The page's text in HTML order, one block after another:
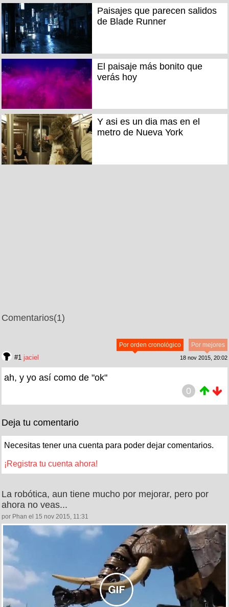
Paisajes que parecen salidos
de Blade Runner
El paisaje más bonito que
verás hoy
Y asi es un dia mas en el
metro de Nueva York
Comentarios(1)
Por mejores
Por orden cronológico
#1 jaciel 18 nov 2015, 20:02
ah, y yo así como de "ok"
0
Deja tu comentario
Necesitas tener una cuenta para poder dejar comentarios.
¡Registra tu cuenta ahora!
La robótica, aun tiene mucho por mejorar, pero por
ahora no veas...
por Phan el 15 nov 2015, 11:31